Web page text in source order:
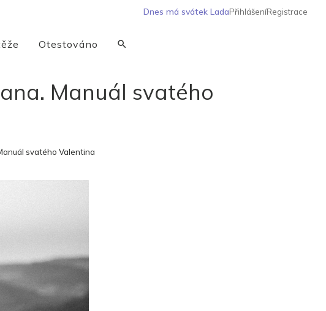
Dnes má svátek LadaPřihlášeníRegistrace
Otestováno
Manuál svatého
svatého Valentina